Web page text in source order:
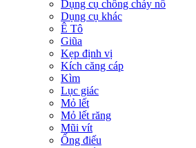
Dụng cụ chống cháy nổ
Dụng cụ khác
Ê Tô
Giũa
Kẹp định vị
Kích căng cáp
Kìm
Lục giác
Mỏ lết
Mỏ lết răng
Mũi vít
Ống điếu